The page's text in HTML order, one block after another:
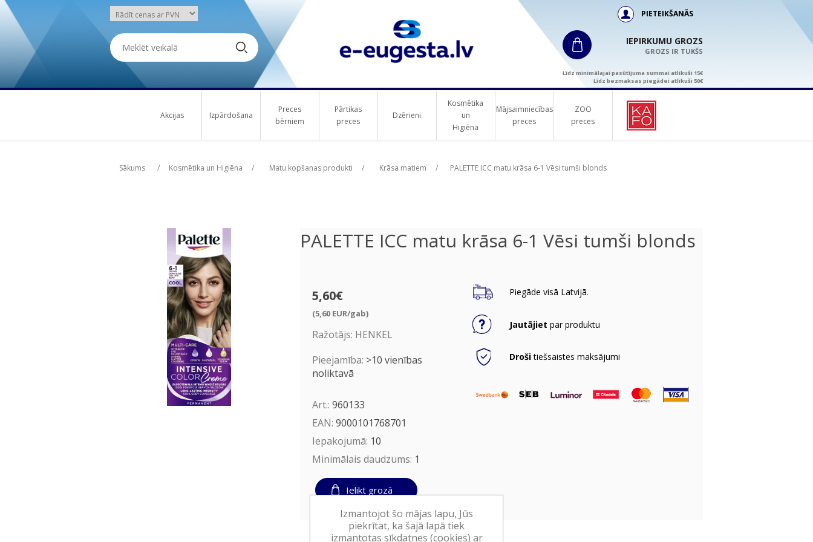
PIETEIKŠANĀS
IEPIRKUMU GROZS
GROZS IR TUKŠS
Līdz minimālajai pasūtījuma summai atlikuši 15€
Līdz bezmaksas piegādei atlikuši 50€
Akcijas Izpārdošana
Preces
bērniem
Pārtikas
preces
Dzērieni
Kosmētika
un
Higiēna
Mājsaimniecības
preces
ZOO
preces
Sākums / Kosmētika un Higiēna / Matu kopšanas produkti / Krāsa matiem / PALETTE ICC matu krāsa 6-1 Vēsi tumši blonds
PALETTE ICC matu krāsa 6-1 Vēsi tumši blonds
5,60€
(5,60 EUR/gab)
Ražotājs: HENKEL
Pieejamība: >10 vienības
noliktavā
Art.: 960133
EAN: 9000101768701
Iepakojumā: 10
Minimālais daudzums: 1
Ielikt grozā
Piegāde visā Latvijā.
Jautājiet par produktu
Drošitiešsaistes maksājumi
Izmantojot šo mājas lapu, Jūs
piekrītat, ka šajā lapā tiek
izmantotas sīkdatnes (cookies) ar